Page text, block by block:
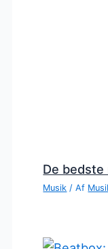
De bedste
Musik / Af